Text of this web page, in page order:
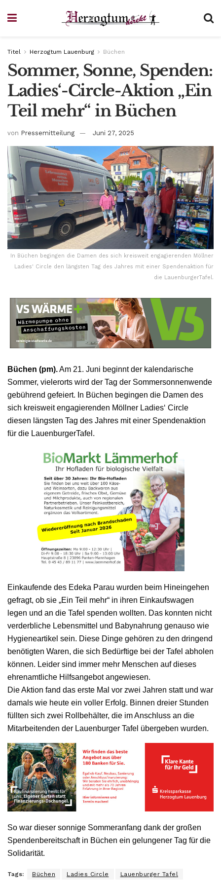
Titel Herzogtum Lauenburg Büchen
Sommer, Sonne, Spenden:
Ladies‘-Circle-Aktion „Ein
Teil mehr“ in Büchen
von Pressemitteilung Juni 27, 2025
In Büchen begingen die Damen des sich kreisweit engagierenden Möllner
Ladies' Circle den längsten Tag des Jahres mit einer Spendenaktion für
die LauenburgerTafel.
Büchen (pm).Am 21. Juni beginnt der kalendarische
Sommer, vielerorts wird der Tag der Sommersonnenwende
gebührend gefeiert. In Büchen begingen die Damen des
sich kreisweit engagierenden Möllner Ladies‘ Circle
diesen längsten Tag des Jahres mit einer Spendenaktion
für die LauenburgerTafel.
Einkaufende des Edeka Parau wurden beim Hineingehen
gefragt, ob sie „Ein Teil mehr“ in ihren Einkaufswagen
legen und an die Tafel spenden wollten. Das konnten nicht
verderbliche Lebensmittel und Babynahrung genauso wie
Hygieneartikel sein. Diese Dinge gehören zu den dringend
benötigten Waren, die sich Bedürftige bei der Tafel abholen
können. Leider sind immer mehr Menschen auf dieses
ehrenamtliche Hilfsangebot angewiesen.
Die Aktion fand das erste Mal vor zwei Jahren statt und war
damals wie heute ein voller Erfolg. Binnen dreier Stunden
füllten sich zwei Rollbehälter, die im Anschluss an die
Mitarbeitenden der Lauenburger Tafel übergeben wurden.
So war dieser sonnige Sommeranfang dank der großen
Spendenbereitschaft in Büchen ein gelungener Tag für die
Solidarität.
Tags: Büchen Ladies Circle Lauenburger Tafel